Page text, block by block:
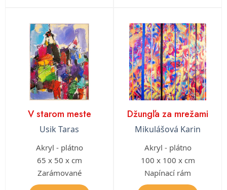
V starom meste
Usik Taras
Akryl - plátno
65 x 50 x cm
Zarámované
Džungľa za mrežami
Mikulášová Karin
Akryl - plátno
100 x 100 x cm
Napínací rám